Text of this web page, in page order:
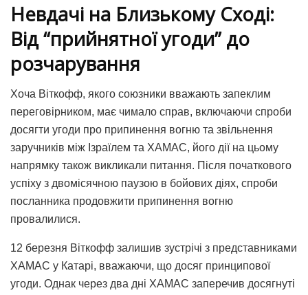
Невдачі на Близькому Сході:
Від “прийнятної угоди” до
розчарування
Хоча Віткофф, якого союзники вважають запеклим
переговірником, має чимало справ, включаючи спроби
досягти угоди про припинення вогню та звільнення
заручників між Ізраїлем та ХАМАС, його дії на цьому
напрямку також викликали питання. Після початкового
успіху з двомісячною паузою в бойових діях, спроби
посланника продовжити припинення вогню
провалилися.
12 березня Віткофф залишив зустрічі з представниками
ХАМАС у Катарі, вважаючи, що досяг принципової
угоди. Однак через два дні ХАМАС заперечив досягнуті